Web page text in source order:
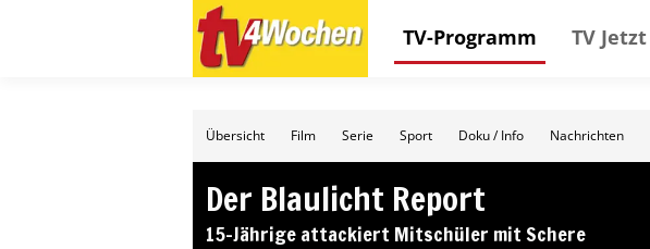
TV-Programm TV Jetzt
Übersicht Film Serie Sport Doku / Info Nachrichten
Der Blaulicht Report
15-Jährige attackiert Mitschüler mit Schere